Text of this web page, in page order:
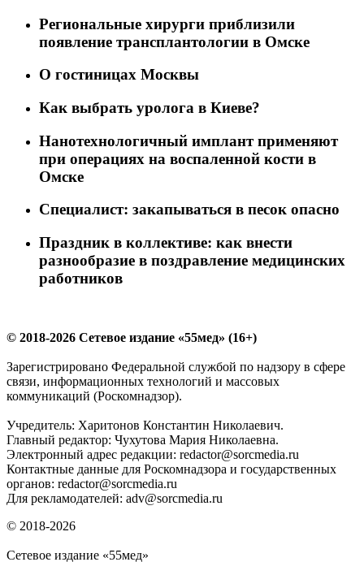
Региональные хирурги приблизили
появление трансплантологии в Омске
О гостиницах Москвы
Как выбрать уролога в Киеве?
Нанотехнологичный имплант применяют
при операциях на воспаленной кости в
Омске
Специалист: закапываться в песок опасно
Праздник в коллективе: как внести
разнообразие в поздравление медицинских
работников
© 2018-2026 Сетевое издание «55мед» (16+)
Зарегистрировано Федеральной службой по надзору в сфере
связи, информационных технологий и массовых
коммуникаций (Роскомнадзор).
Учредитель: Харитонов Константин Николаевич.
Главный редактор: Чухутова Мария Николаевна.
Электронный адрес редакции: redactor@sorcmedia.ru
Контактные данные для Роскомнадзора и государственных
органов: redactor@sorcmedia.ru
Для рекламодателей: adv@sorcmedia.ru
© 2018-2026
Сетевое издание «55мед»